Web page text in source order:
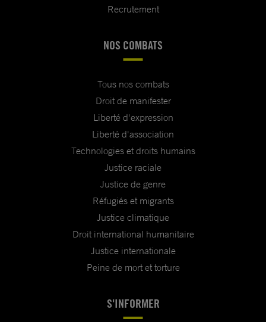
Recrutement
NOS COMBATS
Tous nos combats
Droit de manifester
Liberté d'expression
Liberté d'association
Technologies et droits humains
Justice raciale
Justice de genre
Réfugiés et migrants
Justice climatique
Droit international humanitaire
Justice internationale
Peine de mort et torture
S'INFORMER